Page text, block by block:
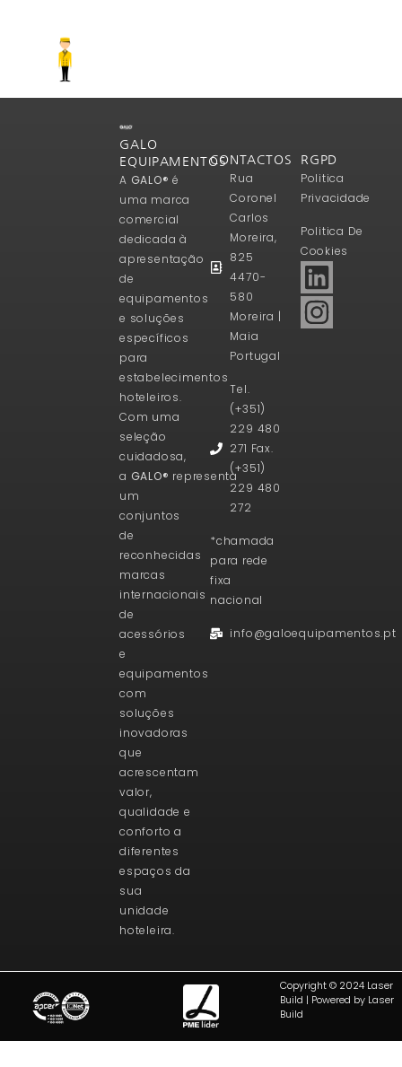
GALO
EQUIPAMENTOS
A GALO® é
uma marca
comercial
dedicada à
apresentação
de
equipamentos
e soluções
específicos
para
estabelecimentos
hoteleiros.
Com uma
seleção
cuidadosa,
a GALO® representa
um
conjuntos
de
reconhecidas
marcas
internacionais
de
acessórios
e
equipamentos
com
soluções
inovadoras
que
acrescentam
valor,
qualidade e
conforto a
diferentes
espaços da
sua
unidade
hoteleira.
CONTACTOS
Rua
Coronel
Carlos
Moreira,
825
4470-
580
Moreira |
Maia
Portugal
Tel.
(+351)
229 480
271 Fax.
(+351)
229 480
272
*chamada
para rede
fixa
nacional
info@galoequipamentos.pt
RGPD
Politica
Privacidade
Politica De
Cookies
Copyright © 2024 Laser
Build | Powered by Laser
Build